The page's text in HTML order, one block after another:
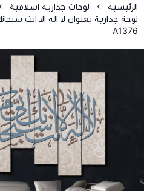
الرئيسية
لوحات جدارية اسلامية
A1376